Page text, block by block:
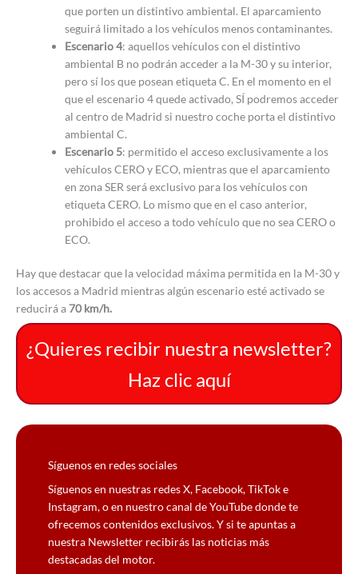
que porten un distintivo ambiental. El aparcamiento
seguirá limitado a los vehículos menos contaminantes.
Escenario 4: aquellos vehículos con el distintivo
ambiental B no podrán acceder a la M-30 y su interior,
pero sí los que posean etiqueta C. En el momento en el
que el escenario 4 quede activado, SÍ podremos acceder
al centro de Madrid si nuestro coche porta el distintivo
ambiental C.
Escenario 5: permitido el acceso exclusivamente a los
vehículos CERO y ECO, mientras que el aparcamiento
en zona SER será exclusivo para los vehículos con
etiqueta CERO. Lo mismo que en el caso anterior,
prohibido el acceso a todo vehículo que no sea CERO o
ECO.
Hay que destacar que la velocidad máxima permitida en la M-30 y
los accesos a Madrid mientras algún escenario esté activado se
reducirá a 70 km/h.
¿Quieres recibir nuestra newsletter?
Haz clic aquí
Síguenos en redes sociales
Síguenos en nuestras redes X, Facebook, TikTok e
Instagram, o en nuestro canal de YouTube donde te
ofrecemos contenidos exclusivos. Y si te apuntas a
nuestra Newsletter recibirás las noticias más
destacadas del motor.